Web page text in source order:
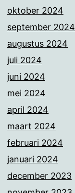
oktober 2024
september 2024
augustus 2024
juli 2024
juni 2024
mei 2024
april 2024
maart 2024
februari 2024
januari 2024
december 2023